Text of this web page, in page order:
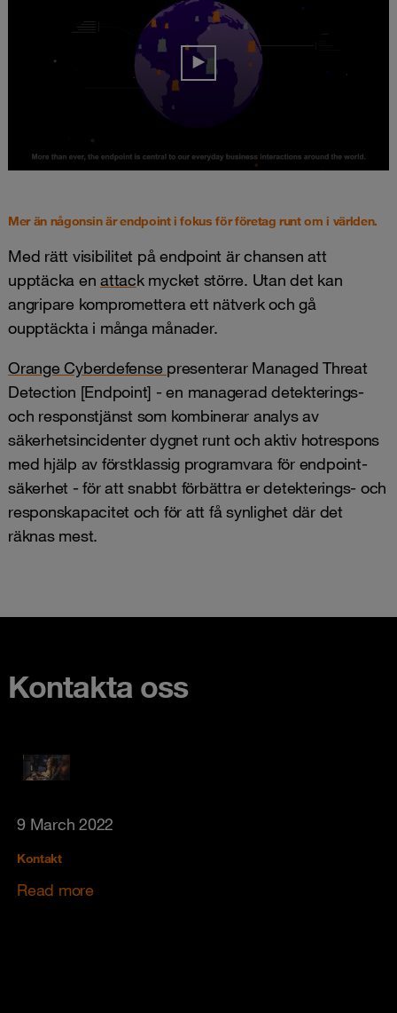
Mer än någonsin är endpoint i fokus för företag runt om i världen.
Med rätt visibilitet på endpoint är chansen att
upptäcka en attack mycket större. Utan det kan
angripare kompromettera ett nätverk och gå
oupptäckta i många månader.
Orange Cyberdefense presenterar Managed Threat
Detection [Endpoint] - en managerad detekterings-
och responstjänst som kombinerar analys av
säkerhetsincidenter dygnet runt och aktiv hotrespons
med hjälp av förstklassig programvara för endpoint-
säkerhet - för att snabbt förbättra er detekterings- och
responskapacitet och för att få synlighet där det
räknas mest.
Kontakta oss
9 March 2022
Kontakt
Read more